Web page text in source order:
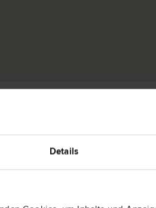
Details
| Straf­recht